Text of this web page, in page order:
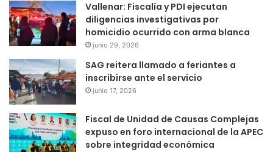
Vallenar: Fiscalía y PDI ejecutan
diligencias investigativas por
homicidio ocurrido con arma blanca
junio 29, 2026
SAG reitera llamado a feriantes a
inscribirse ante el servicio
junio 17, 2026
Fiscal de Unidad de Causas Complejas
expuso en foro internacional de la APEC
sobre integridad económica